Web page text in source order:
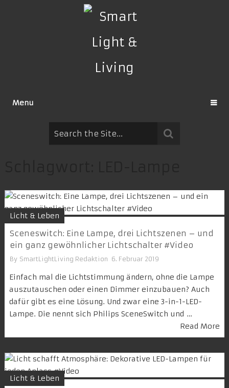
Menu
Licht & Leben
Sceneswitch: Eine Lampe, drei Lichtszenen – und
ein ganz gewöhnlicher Lichtschalter #Video
By SmartLightLiving Redaktion 6. Februar 2019
Einfach mal die Lichtstimmung ändern, ohne die Lampe
auszutauschen oder einen Dimmer einzubauen? Auch
dafür gibt es eine Lösung. Und zwar eine 3-in-1-LED-
Lampe. Die nennt sich Philips SceneSwitch und …
Read More
Licht & Leben